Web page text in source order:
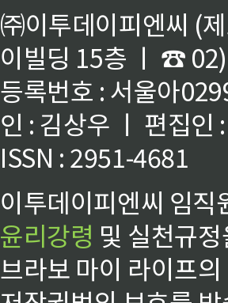
㈜이투데이피엔씨 (
이빌딩 15층 ㅣ ☎
등록번호 : 서울아
인 : 김상우 ㅣ 편집인
ISSN : 2951-4681
이투데이피엔씨 임
윤리강령 및 실천규
브라보 마이 라이프